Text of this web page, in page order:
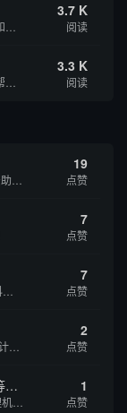
3.7 K
阅读
3.3 K
阅读
19
点赞
7
点赞
7
点赞
2
点赞
Radix注册局（管理.site、.online等顶级域名） 1
点赞